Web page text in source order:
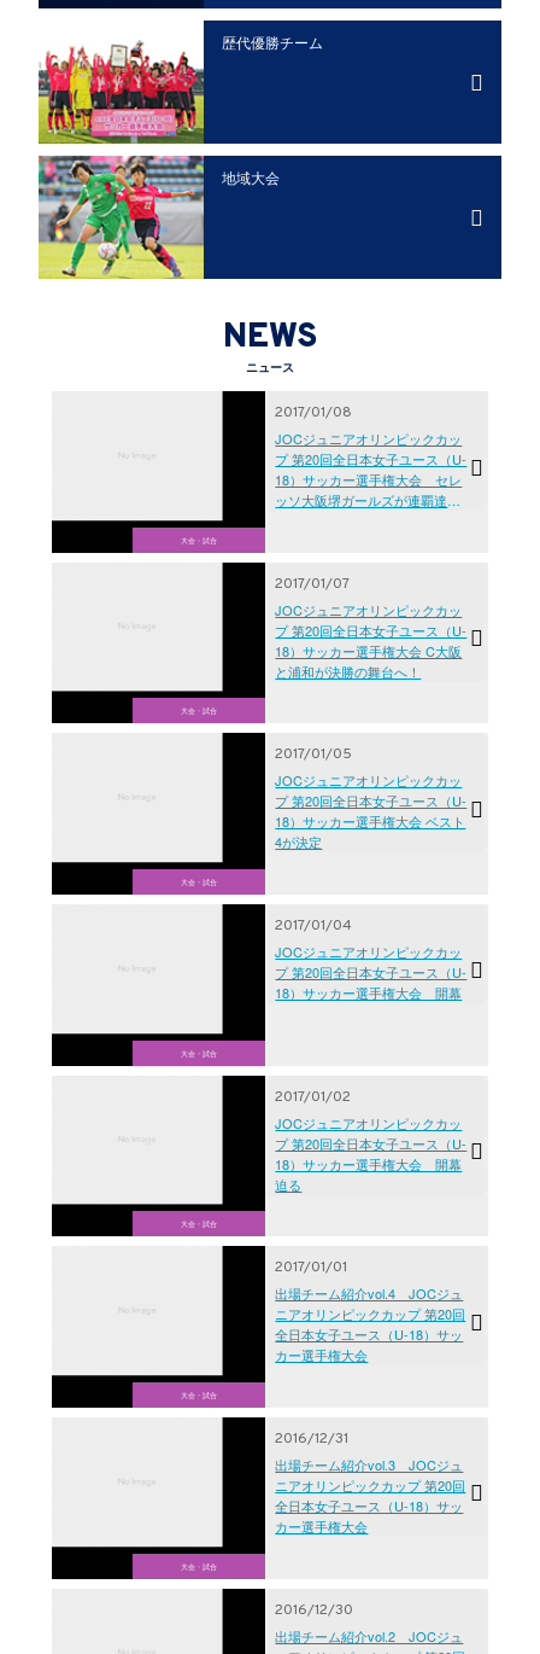
歴代優勝チーム
地域大会
NEWS
ニュース
大会・試合
2017/01/08
JOCジュニアオリンピックカッ
プ 第20回全日本女子ユース（U-
18）サッカー選手権大会 セレ
ッソ大阪堺ガールズが連覇達
大会・試合
2017/01/07
JOCジュニアオリンピックカッ
プ 第20回全日本女子ユース（U-
18）サッカー選手権大会 C大阪
と浦和が決勝の舞台へ！
大会・試合
2017/01/05
JOCジュニアオリンピックカッ
プ 第20回全日本女子ユース（U-
18）サッカー選手権大会 ベスト
4が決定
大会・試合
2017/01/04
JOCジュニアオリンピックカッ
プ 第20回全日本女子ユース（U-
18）サッカー選手権大会 開幕
大会・試合
2017/01/02
JOCジュニアオリンピックカッ
プ 第20回全日本女子ユース（U-
18）サッカー選手権大会 開幕
迫る
大会・試合
2017/01/01
出場チーム紹介vol.4 JOCジュ
ニアオリンピックカップ 第20回
全日本女子ユース（U-18）サッ
カー選手権大会
大会・試合
2016/12/31
出場チーム紹介vol.3 JOCジュ
ニアオリンピックカップ 第20回
全日本女子ユース（U-18）サッ
カー選手権大会
2016/12/30
出場チーム紹介vol.2 JOCジュ